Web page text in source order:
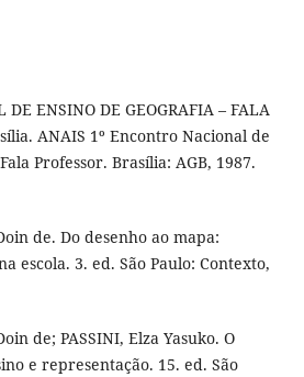
DE ENSINO DE GEOGRAFIA – FALA
ANAIS 1º Encontro Nacional de
Professor. Brasília: AGB, 1987.
de. Do desenho ao mapa:
escola. 3. ed. São Paulo: Contexto,
de; PASSINI, Elza Yasuko. O
e representação. 15. ed. São